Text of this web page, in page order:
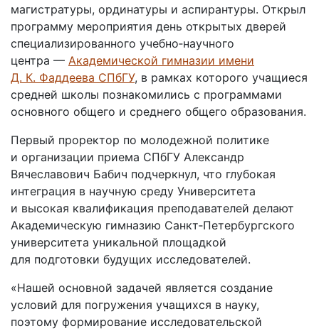
магистратуры, ординатуры и аспирантуры. Открыл
программу мероприятия день открытых дверей
специализированного учебно‑научного
центра — Академической гимназии имени
Д. К. Фаддеева СПбГУ, в рамках которого учащиеся
средней школы познакомились с программами
основного общего и среднего общего образования.
Первый проректор по молодежной политике
и организации приема СПбГУ Александр
Вячеславович Бабич подчеркнул, что глубокая
интеграция в научную среду Университета
и высокая квалификация преподавателей делают
Академическую гимназию Санкт‑Петербургского
университета уникальной площадкой
для подготовки будущих исследователей.
«Нашей основной задачей является создание
условий для погружения учащихся в науку,
поэтому формирование исследовательской